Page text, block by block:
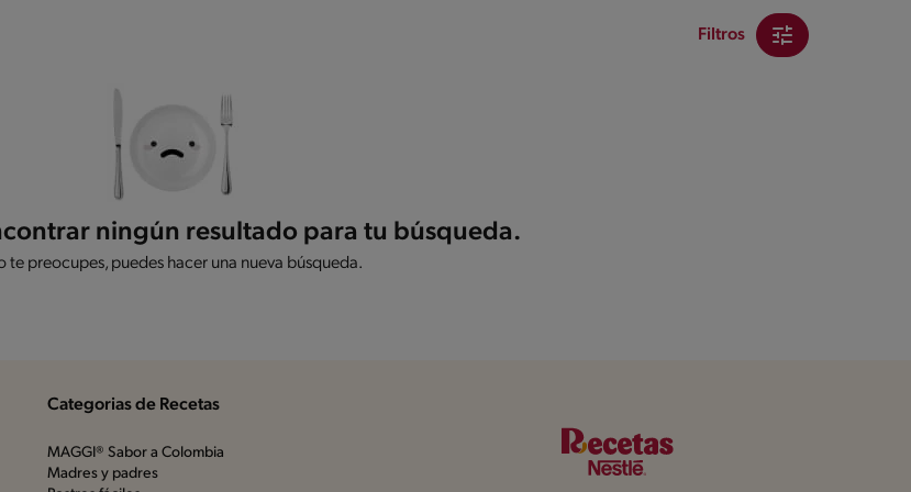
Filtros
ningún resultado para tu búsqueda.
te preocupes, puedes hacer una nueva búsqueda.
Categorias de Recetas
MAGGI® Sabor a Colombia
Madres y padres